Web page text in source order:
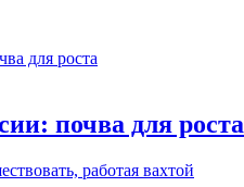
почва для роста